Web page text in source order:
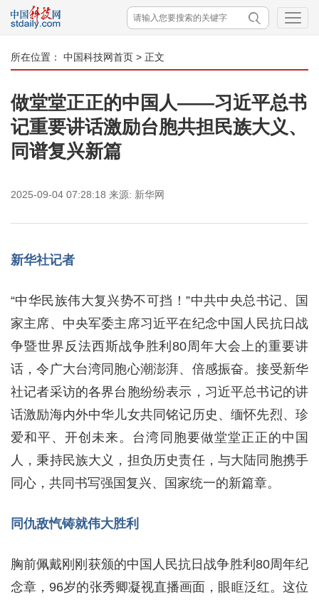
所在位置： 中国科技网首页 > 正文
做堂堂正正的中国人——习近平总书
记重要讲话激励台胞共担民族大义、
同谱复兴新篇
2025-09-04 07:28:18 来源: 新华网
新华社记者
“中华民族伟大复兴势不可挡！”中共中央总书记、国
家主席、中央军委主席习近平在纪念中国人民抗日战
争暨世界反法西斯战争胜利80周年大会上的重要讲
话，令广大台湾同胞心潮澎湃、倍感振奋。接受新华
社记者采访的各界台胞纷纷表示，习近平总书记的讲
话激励海内外中华儿女共同铭记历史、缅怀先烈、珍
爱和平、开创未来。台湾同胞要做堂堂正正的中国
人，秉持民族大义，担负历史责任，与大陆同胞携手
同心，共同书写强国复兴、国家统一的新篇章。
同仇敌忾铸就伟大胜利
胸前佩戴刚刚获颁的中国人民抗日战争胜利80周年纪
念章，96岁的张秀卿凝视直播画面，眼眶泛红。这位